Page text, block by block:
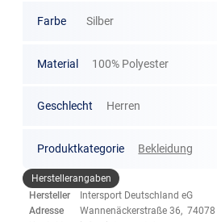
Farbe Silber
Material 100% Polyester
Geschlecht Herren
Produktkategorie Bekleidung
Herstellerangaben
Hersteller
Intersport Deutschland eG
Adresse
Wannenäckerstraße 36,